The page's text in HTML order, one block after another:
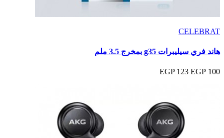
CELEBRAT
هاند فري سيليبرات g35 بمخرج 3.5 ملم
100 EGP
123 EGP